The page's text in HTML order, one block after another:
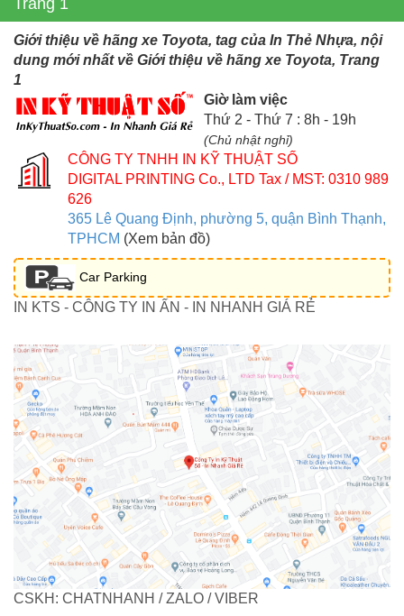
Trang 1
Giới thiệu về hãng xe Toyota, tag của In Thẻ Nhựa, nội
dung mới nhất về Giới thiệu về hãng xe Toyota, Trang
1
Giờ làm việc
Thứ 2 - Thứ 7 : 8h - 19h
(Chủ nhật nghỉ)
CÔNG TY TNHH IN KỸ THUẬT SỐ
DIGITAL PRINTING Co., LTD Tax / MST: 0310 989
626
365 Lê Quang Định, phường 5, quận Bình Thạnh,
TPHCM (Xem bản đồ)
Car Parking
IN KTS - CÔNG TY IN ẤN - IN NHANH GIÁ RẺ
CSKH: CHATNHANH / ZALO / VIBER